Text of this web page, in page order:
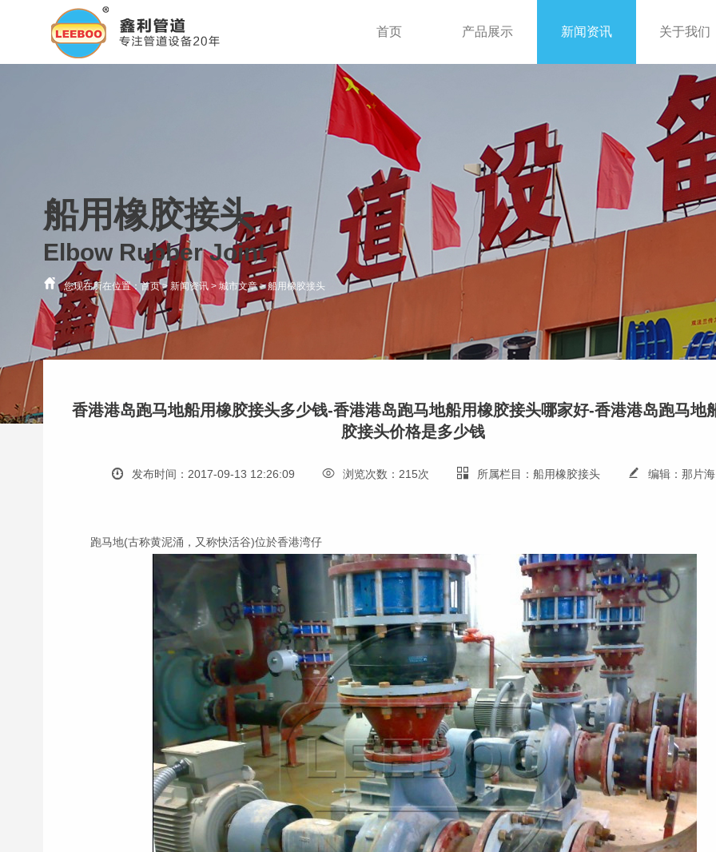
首页 产品展示 新闻资讯 关于我们
船用橡胶接头
Elbow Rubber Joint
您现在所在位置：首页>新闻资讯> 城市文章>船用橡胶接头
香港港岛跑马地船用橡胶接头多少钱-香港港岛跑马地船用橡胶接头哪家好-香港港岛跑马地
胶接头价格是多少钱
发布时间：2017-09-13 12:26:09 浏览次数：215次 所属栏目：船用橡胶接头 编辑：那片海
跑马地(古称黄泥涌，又称快活谷)位於香港湾仔